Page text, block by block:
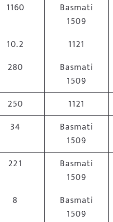
1160
Basmati
1509
10.2 1121
280
Basmati
1509
250 1121
34
Basmati
1509
221
Basmati
1509
8
Basmati
1509